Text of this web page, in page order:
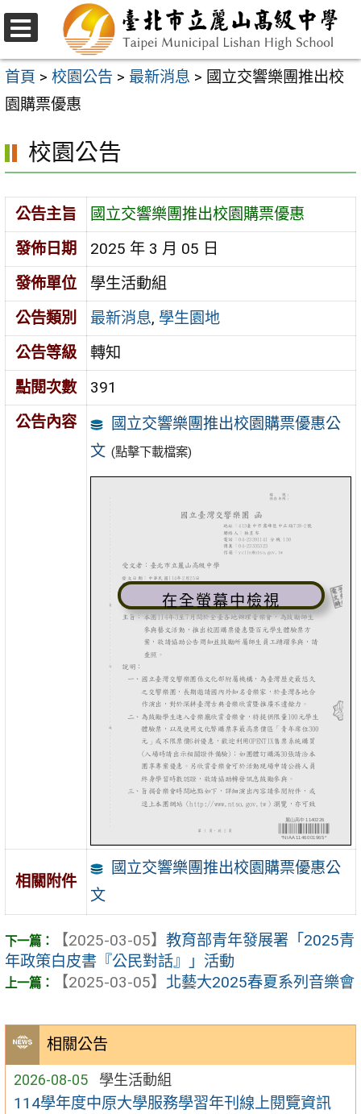
跳
至
主
要
容
區
選
單
首頁 > 校園公告 > 最新消息 > 國立交響樂團推出校
園購票優惠
相關公告
2026-08-05 學生活動組
114學年度中原大學服務學習年刊線上閱覽資訊
校園公告
公告主旨
國立交響樂團推出校園購票優惠
發佈日期
2025 年 3 月 05 日
發佈單位
學生活動組
公告類別
最新消息, 學生園地
公告等級
轉知
點閱次數
391
公告內容
國立交響樂團推出校園購票優惠公
文 (點擊下載檔案)
在全螢幕中檢視
相關附件
國立交響樂團推出校園購票優惠公
文
【2025-03-05】 教育部青年發展署「2025青
年政策白皮書『公民對話』」活動
【2025-03-05】 北藝大2025春夏系列音樂會